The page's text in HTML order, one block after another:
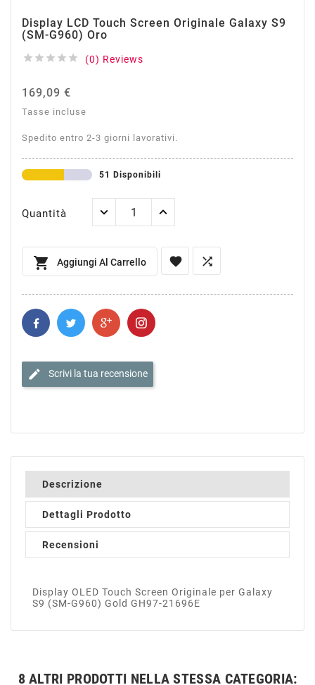
Display LCD Touch Screen Originale Galaxy S9
(SM-G960) Oro
     (0) Reviews
169,09 €
Tasse incluse
Spedito entro 2-3 giorni lavorativi.
51 Disponibili
Quantità
 Aggiungi Al Carrello  
edit Scrivi la tua recensione
Descrizione
Dettagli Prodotto
Recensioni
Display OLED Touch Screen Originale per Galaxy
S9 (SM-G960) Gold GH97-21696E
8 ALTRI PRODOTTI NELLA STESSA CATEGORIA: